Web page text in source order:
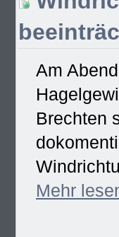
Am
Brechten
Mehr